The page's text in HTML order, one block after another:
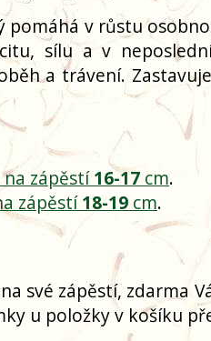
pomáhá v růstu
sílu a v
a trávení.
zápěstí16-17 cm.
zápěstí18-19 cm.
své zápěstí, zdarma
u položky v košíku